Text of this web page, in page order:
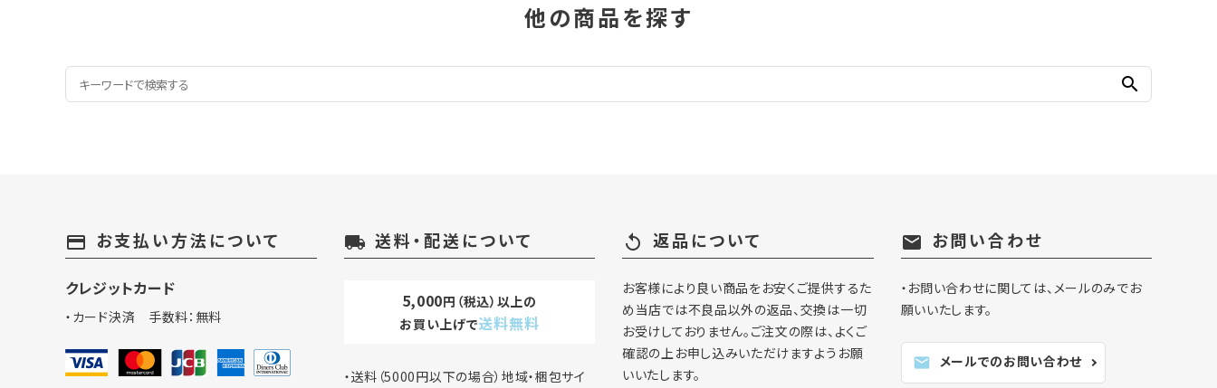
他の商品を探す
search
payment お支払い方法について
クレジットカード
・カード決済 手数料：無料
local_shipping 送料・配送について
5,000円（税込）以上の
お買い上げで送料無料
・送料（5000円以下の場合）地域・梱包サイ
replay 返品について
お客様により良い商品をお安くご提供するた
め当店では不良品以外の返品、交換は一切
お受けしておりません。ご注文の際は、よくご
確認の上お申し込みいただけますようお願
いいたします。
mail お問い合わせ
・お問い合わせに関しては、メールのみでお
願いいたします。
mail メールでのお問い合わせ